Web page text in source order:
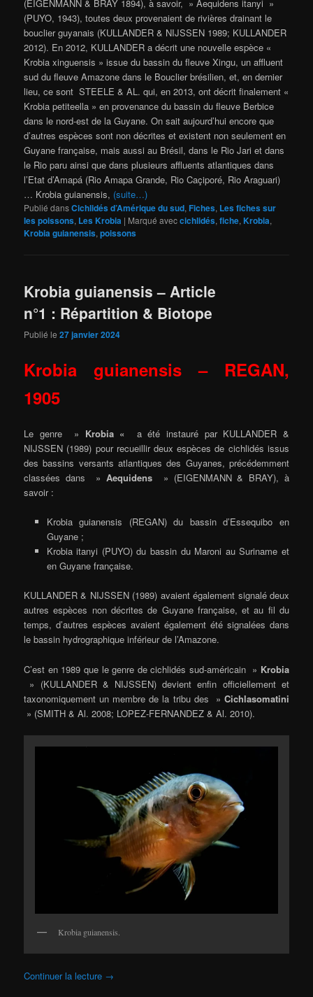
(EIGENMANN & BRAY 1894), à savoir, » Aequidens itanyi »
(PUYO, 1943), toutes deux provenaient de rivières drainant le
bouclier guyanais (KULLANDER & NIJSSEN 1989; KULLANDER
2012). En 2012, KULLANDER a décrit une nouvelle espèce «
Krobia xinguensis » issue du bassin du fleuve Xingu, un affluent
sud du fleuve Amazone dans le Bouclier brésilien, et, en dernier
lieu, ce sont STEELE & AL. qui, en 2013, ont décrit finalement «
Krobia petiteella » en provenance du bassin du fleuve Berbice
dans le nord-est de la Guyane. On sait aujourd’hui encore que
d’autres espèces sont non décrites et existent non seulement en
Guyane française, mais aussi au Brésil, dans le Rio Jari et dans
le Rio paru ainsi que dans plusieurs affluents atlantiques dans
l’Etat d’Amapá (Rio Amapa Grande, Rio Caçiporé, Rio Araguari)
… Krobia guianensis, (suite…)
Publié dansCichlidés d’Amérique du sud,Fiches, Les fiches sur
les poissons, Les Krobia | Marqué aveccichlidés,fiche,Krobia,
Krobia guianensis,poissons
Krobia guianensis – Article
n°1 : Répartition & Biotope
Publié le27 janvier 2024
Krobia guianensis – REGAN,
1905
Le genre » Krobia «
a été instauré par KULLANDER &
NIJSSEN (1989) pour recueillir deux espèces de cichlidés issus
des bassins versants atlantiques des Guyanes, précédemment
classées dans »Aequidens
» (EIGENMANN & BRAY), à
savoir :
Krobia guianensis (REGAN) du bassin d’Essequibo en
Guyane ;
Krobia itanyi (PUYO) du bassin du Maroni au Suriname et
en Guyane française.
KULLANDER & NIJSSEN (1989) avaient également signalé deux
autres espèces non décrites de Guyane française, et au fil du
temps, d’autres espèces avaient également été signalées dans
le bassin hydrographique inférieur de l’Amazone.
C’est en 1989 que le genre de cichlidés sud-américain » Krobia
» (KULLANDER & NIJSSEN) devient enfin officiellement et
taxonomiquement un membre de la tribu des » Cichlasomatini
» (SMITH & Al. 2008; LOPEZ-FERNANDEZ & Al. 2010).
Krobia guianensis.
Continuer la lecture →